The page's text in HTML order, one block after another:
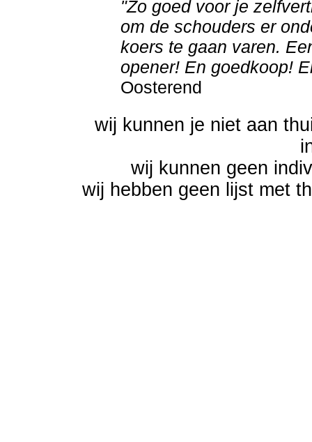
"Zo goed voor je
om de schouders er
koers te gaan varen.
opener! En goedkoop!
Oosterend
wij kunnen je niet aan
wij kunnen geen
wij hebben geen lijst met